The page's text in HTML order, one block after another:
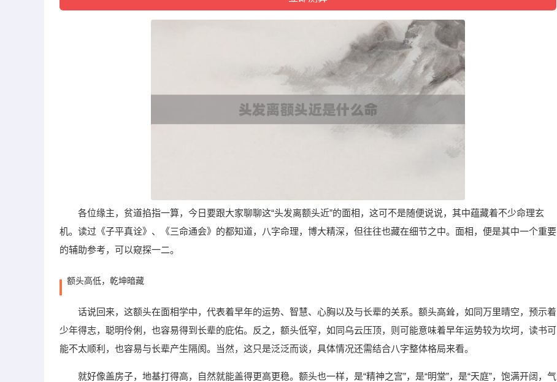
各位缘主，贫道掐指一算，今日要跟大家聊聊这“头发离额头近”的面相，这可不是随便说说，其中蕴藏着不少命理玄
机。读过《子平真诠》、《三命通会》的都知道，八字命理，博大精深，但往往也藏在细节之中。面相，便是其中一个重要
的辅助参考，可以窥探一二。
额头高低，乾坤暗藏
话说回来，这额头在面相学中，代表着早年的运势、智慧、心胸以及与长辈的关系。额头高耸，如同万里晴空，预示着
少年得志，聪明伶俐，也容易得到长辈的庇佑。反之，额头低窄，如同乌云压顶，则可能意味着早年运势较为坎坷，读书可
能不太顺利，也容易与长辈产生隔阂。当然，这只是泛泛而谈，具体情况还需结合八字整体格局来看。
就好像盖房子，地基打得高，自然就能盖得更高更稳。额头也一样，是“精神之宫”，是“明堂”，是“天庭”，饱满开阔，气